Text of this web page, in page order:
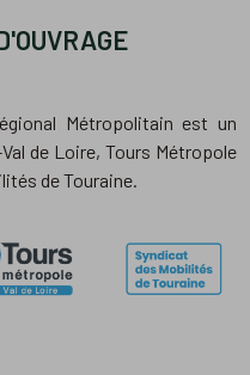
Métropolitain est un
de Loire, Tours Métropole
de Touraine.